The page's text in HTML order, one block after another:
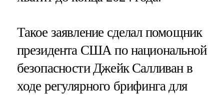
Такое заявление сделал помощник
президента США по национальной
безопасности Джейк Салливан в
ходе регулярного брифинга для